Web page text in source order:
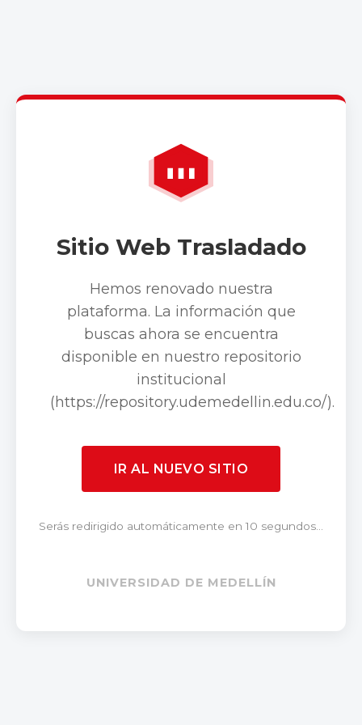
Sitio Web Trasladado
Hemos renovado nuestra
plataforma. La información que
buscas ahora se encuentra
disponible en nuestro repositorio
institucional
(https://repository.udemedellin.edu.co/).
IR AL NUEVO SITIO
Serás redirigido automáticamente en 10 segundos...
UNIVERSIDAD DE MEDELLÍN